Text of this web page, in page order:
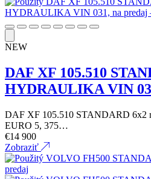
NEW
DAF XF 105.510
HYDRAULIKA VIN
DAF XF 105.510 STANDARD 6x2
EURO 5, 375…
€14 900
Zobraziť